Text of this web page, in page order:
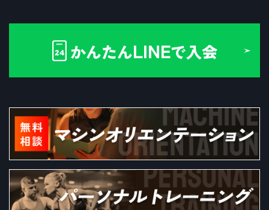
かんたんLINEで入会